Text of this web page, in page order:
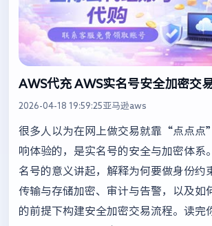
AWS代充 AWS实名号安全加密交
2026-04-18 19:59:25亚马逊aws
很多人以为在网上做交易就靠“点点点
响体验的，是实名号的安全与加密体系
名号的意义讲起，解释为何要做身份约
传输与存储加密、审计与告警，以及如
的前提下构建安全加密交易流程。读完